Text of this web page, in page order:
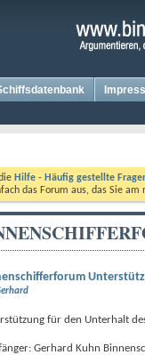
Hilfe - Häufig gestellte
das Forum aus, das Sie
für den Unterhalt
Gerhard Kuhn